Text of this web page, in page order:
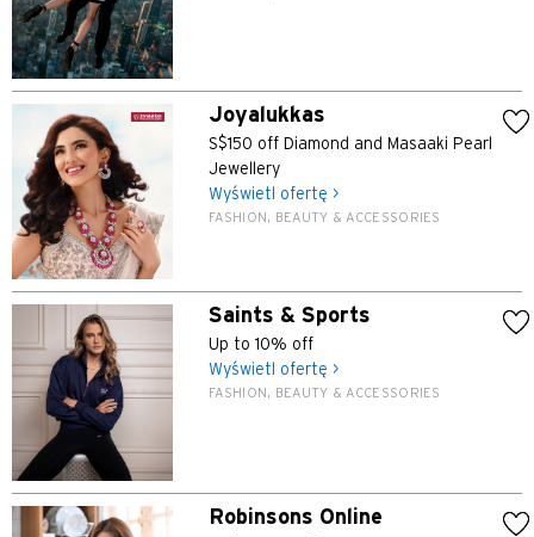
Joyalukkas
S$150 off Diamond and Masaaki Pearl
Jewellery
Wyświetl ofertę >
FASHION, BEAUTY & ACCESSORIES
Saints & Sports
Up to 10% off
Wyświetl ofertę >
FASHION, BEAUTY & ACCESSORIES
Robinsons Online
Preferowany język
Potwierdź
POPULARNE
POPULARNE
Bangkok, Thailand
Hongkong
Singapur
Sydney, Australia
Tokio, Japan